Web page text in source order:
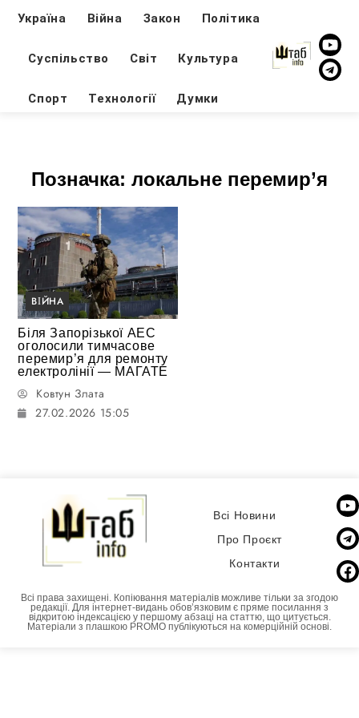
Україна Війна Закон Політика
Суспільство Світ Культура
Спорт Технології Думки
Позначка: локальне перемир’я
ВІЙНА
Біля Запорізької АЕС
оголосили тимчасове
перемир’я для ремонту
електролінії — МАГАТЕ
Ковтун Злата
27.02.2026 15:05
Всі Новини
Про Проєкт
Контакти
Всі права захищені. Копіювання матеріалів можливе тільки за згодою
редакції. Для інтернет-видань обовʼязковим є пряме посилання з
відкритою індексацією у першому абзаці на статтю, що цитується.
Матеріали з плашкою PROMO публікуються на комерційній основі.